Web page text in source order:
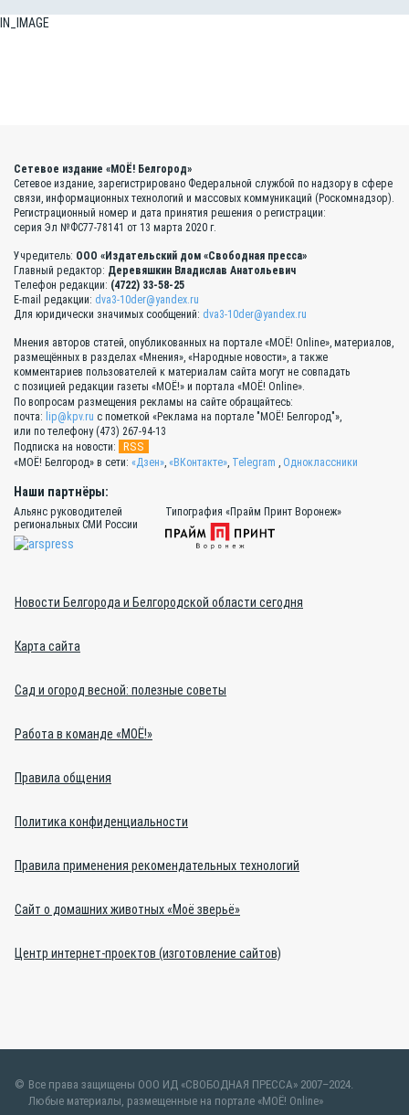
IN_IMAGE
Сетевое издание «МОЁ! Белгород»
Сетевое издание, зарегистрировано Федеральной службой по надзору в сфере
связи, информационных технологий и массовых коммуникаций (Роскомнадзор).
Регистрационный номер и дата принятия решения о регистрации:
серия Эл №ФС77-78141 от 13 марта 2020 г.
Учредитель: ООО «Издательский дом «Свободная пресса»
Главный редактор: Деревяшкин Владислав Анатольевич
Телефон редакции: (4722) 33-58-25
E-mail редакции: dva3-10der@yandex.ru
Для юридически значимых сообщений: dva3-10der@yandex.ru
Мнения авторов статей, опубликованных на портале «МОЁ! Online», материалов,
размещённых в разделах «Мнения», «Народные новости», а также
комментариев пользователей к материалам сайта могут не совпадать
с позицией редакции газеты «МОЁ!» и портала «МОЁ! Online».
По вопросам размещения рекламы на сайте обращайтесь:
почта: lip@kpv.ru с пометкой «Реклама на портале "МОЁ! Белгород"»,
или по телефону (473) 267-94-13
Подписка на новости:
RSS
«МОЁ! Белгород» в сети: «Дзен», «ВКонтакте», Telegram , Одноклассники
Наши партнёры:
Альянс руководителей
региональных СМИ России
Типография «Прайм Принт Воронеж»
Новости Белгорода и Белгородской области сегодня
Карта сайта
Сад и огород весной: полезные советы
Работа в команде «МОЁ!»
Правила общения
Политика конфиденциальности
Правила применения рекомендательных технологий
Сайт о домашних животных «Моё зверьё»
Центр интернет-проектов (изготовление сайтов)
Все права защищены ООО ИД «СВОБОДНАЯ ПРЕССА» 2007–2024.
Любые материалы, размещенные на портале «МОЁ! Online»